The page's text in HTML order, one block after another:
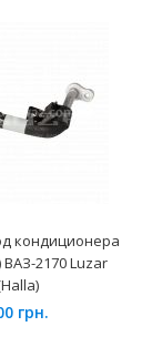
кондиционера
ВАЗ-2170 Luzar
грн.